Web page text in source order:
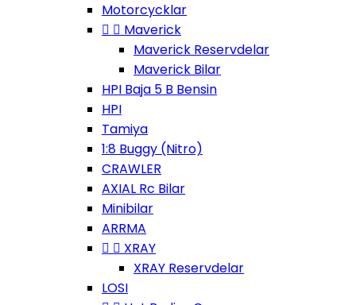
Motorcycklar
  Maverick
Maverick Reservdelar
Maverick Bilar
HPI Baja 5 B Bensin
HPI
Tamiya
1:8 Buggy (Nitro)
CRAWLER
AXIAL Rc Bilar
Minibilar
ARRMA
  XRAY
XRAY Reservdelar
LOSI